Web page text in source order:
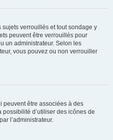
verrouillés et tout sondage y
peuvent être verrouillés pour
un administrateur. Selon les
vous pouvez ou non verrouiller
peuvent être associées à des
d’utiliser des icônes de
l’administrateur.